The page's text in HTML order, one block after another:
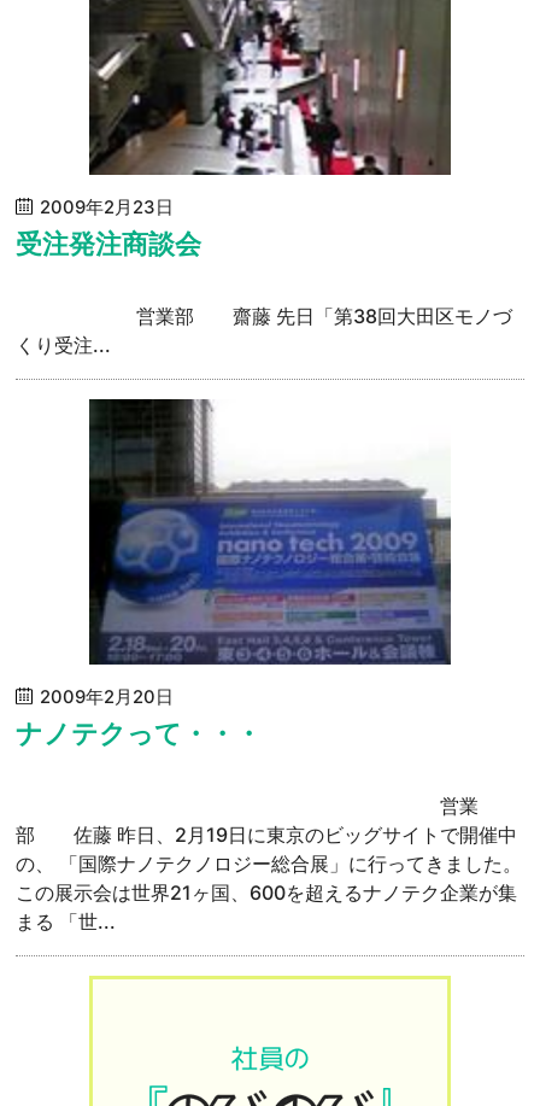
2009年2月23日
受注発注商談会
営業部 齋藤 先日「第38回大田区モノづ
くり受注...
2009年2月20日
ナノテクって・・・
営業
部 佐藤 昨日、2月19日に東京のビッグサイトで開催中
の、 「国際ナノテクノロジー総合展」に行ってきました。
この展示会は世界21ヶ国、600を超えるナノテク企業が集
まる 「世...